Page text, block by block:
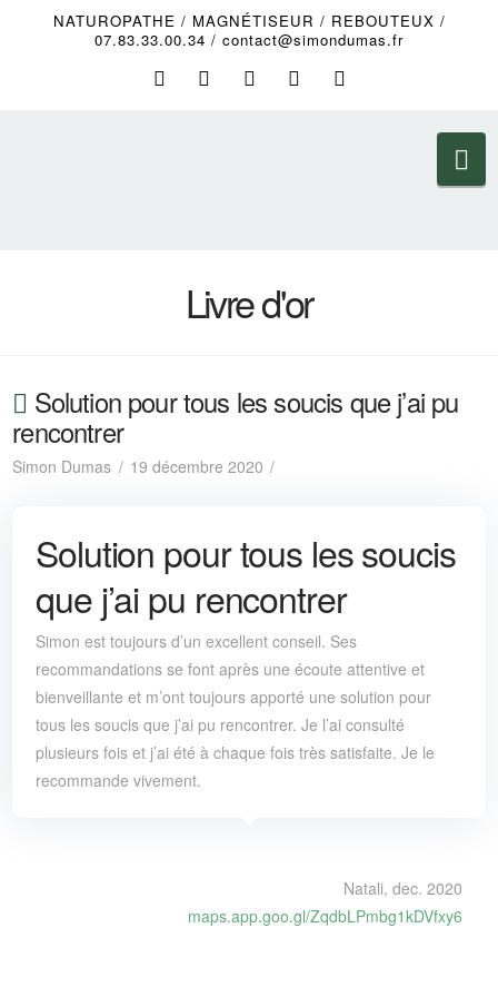
NATUROPATHE / MAGNÉTISEUR / REBOUTEUX /
07.83.33.00.34 / contact@simondumas.fr
Livre d'or
Solution pour tous les soucis que j’ai pu
rencontrer
Simon Dumas 19 décembre 2020
Solution pour tous les soucis
que j’ai pu rencontrer
Simon est toujours d’un excellent conseil. Ses
recommandations se font après une écoute attentive et
bienveillante et m’ont toujours apporté une solution pour
tous les soucis que j’ai pu rencontrer. Je l’ai consulté
plusieurs fois et j’ai été à chaque fois très satisfaite. Je le
recommande vivement.
Natali, dec. 2020
maps.app.goo.gl/ZqdbLPmbg1kDVfxy6